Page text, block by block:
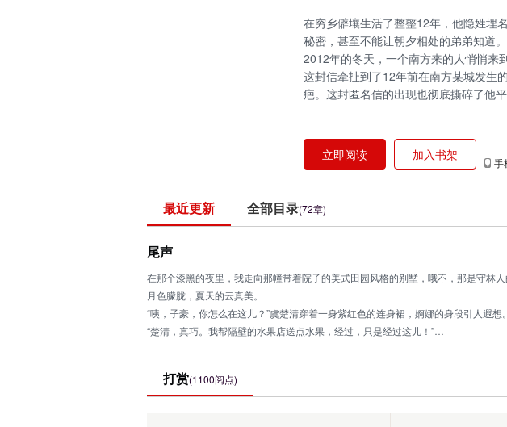
在穷乡僻壤生活了整整12年，他隐姓埋
秘密，甚至不能让朝夕相处的弟弟知道。
2012年的冬天，一个南方来的人悄悄来
这封信牵扯到了12年前在南方某城发生
疤。这封匿名信的出现也彻底撕碎了他平
将何去何从？
立即阅读 加入书架
手
最近更新 全部目录(72章)
尾声
在那个漆黑的夜里，我走向那幢带着院子的美式田园风格的别墅，哦不，那是守林人
月色朦胧，夏天的云真美。
“咦，子豪，你怎么在这儿？”虞楚清穿着一身紫红色的连身裙，婀娜的身段引人遐想。
“楚清，真巧。我帮隔壁的水果店送点水果，经过，只是经过这儿！”
“没，没有，哪能啊！我朋友家在这儿呢！”
“哦，是男朋友，还是女朋友啊？”
打赏(1100阅点)